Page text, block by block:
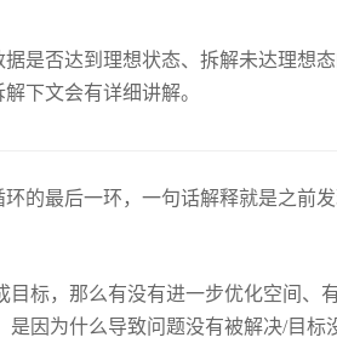
是否达到理想状态、拆解未达理想
下文会有详细讲解。
的最后一环，一句话解释就是之前
目标，那么有没有进一步优化空间、
是因为什么导致问题没有被解决/目